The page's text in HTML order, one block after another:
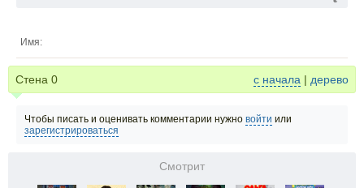
Имя:
Стена 0 с начала | дерево
Чтобы писать и оценивать комментарии нужно войти или
зарегистрироваться
Смотрит